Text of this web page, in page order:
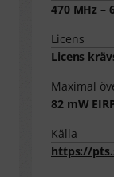
470 MHz –
Licens
Licens
Maximal
82mW
Källa
https://